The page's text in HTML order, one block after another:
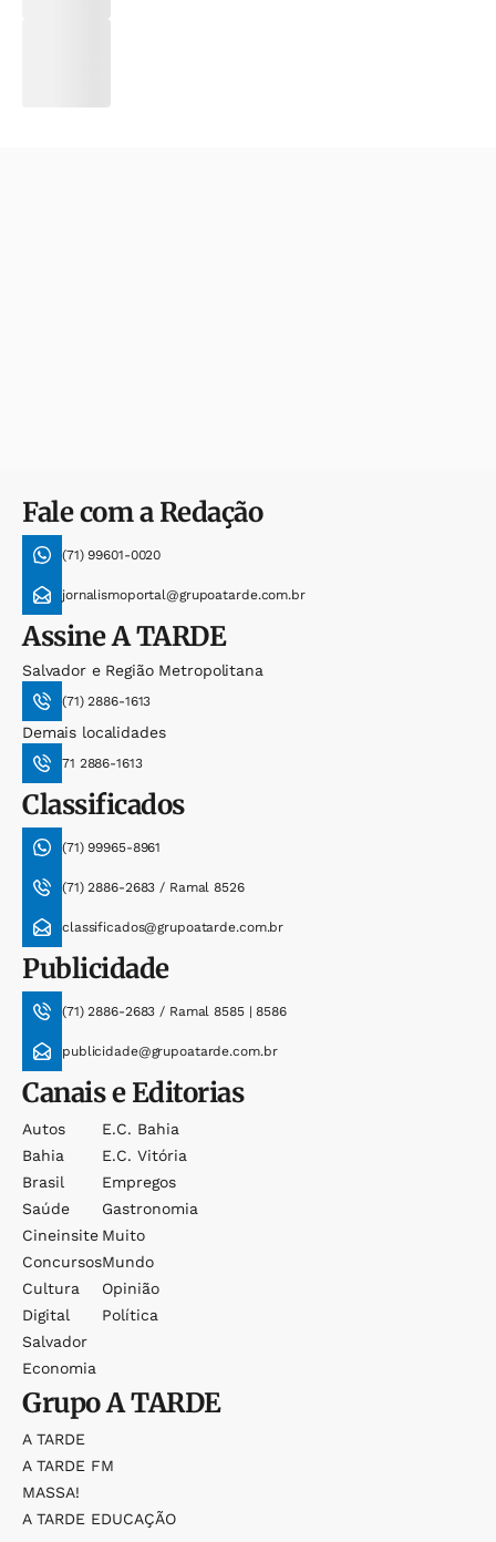
Fale com a Redação
(71) 99601-0020
jornalismoportal@grupoatarde.com.br
AssineA TARDE
Salvador e Região Metropolitana
(71) 2886-1613
Demais localidades
71 2886-1613
Classificados
(71) 99965-8961
(71) 2886-2683 / Ramal 8526
classificados@grupoatarde.com.br
Publicidade
(71) 2886-2683 / Ramal 8585 | 8586
publicidade@grupoatarde.com.br
Canais e Editorias
Autos
Bahia
Brasil
Saúde
Cineinsite
Concursos
Cultura
Digital
Salvador
Economia
E.c. Bahia
E.c. Vitória
Empregos
Gastronomia
Muito
Mundo
Opinião
Política
GrupoA TARDE
A TARDE
A TARDE FM
MASSA!
A TARDE EDUCAÇÃO